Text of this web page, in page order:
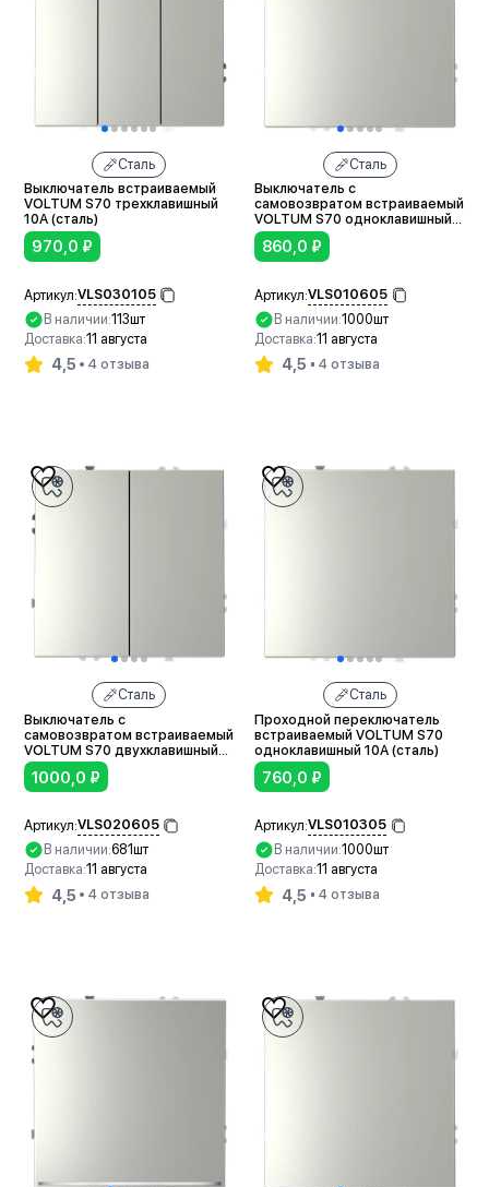
Сталь
Выключатель встраиваемый
VOLTUM S70 трехклавишный
10А (сталь)
970,0 ₽
Артикул:VLS030105
В наличии:113шт
Доставка:11 августа
4,5 4 отзыва
Сталь
Выключатель с
самовозвратом встраиваемый
VOLTUM S70 одноклавишный
10А (сталь)
860,0 ₽
Артикул:VLS010605
В наличии:1000шт
Доставка:11 августа
4,5 4 отзыва
Сталь
Выключатель с
самовозвратом встраиваемый
VOLTUM S70 двухклавишный
10А (сталь)
1000,0 ₽
Артикул:VLS020605
В наличии:681шт
Доставка:11 августа
4,5 4 отзыва
Сталь
Проходной переключатель
встраиваемый VOLTUM S70
одноклавишный 10А (сталь)
760,0 ₽
Артикул:VLS010305
В наличии:1000шт
Доставка:11 августа
4,5 4 отзыва